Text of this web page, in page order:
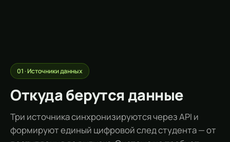
01 · Источники данных
Откуда берутся данные
Три источника синхронизируются через API и
формируют единый цифровой след студента — от